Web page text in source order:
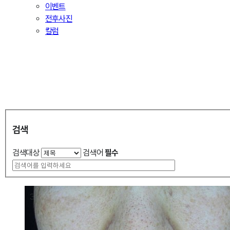
이벤트
전후사진
칼럼
검색
검색대상 검색어 필수
3